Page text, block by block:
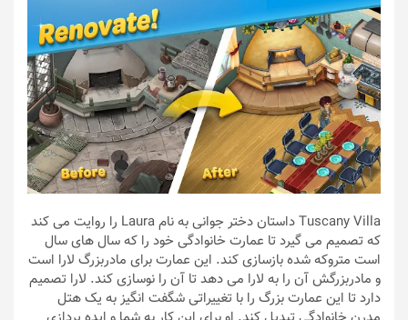
Tuscany Villa داستان دختر جوانی به نام Laura را روایت می کند
که تصمیم می گیرد تا عمارت خانوادگی خود را که سال های سال
است متروکه شده بازسازی کند. این عمارت برای مادربزرگ لارا است
و مادربزرگش آن را به لارا می دهد تا آن را نوسازی کند. لارا تصمیم
دارد تا این عمارت بزرگ را با تغییراتی شگفت انگیز به یک هتل